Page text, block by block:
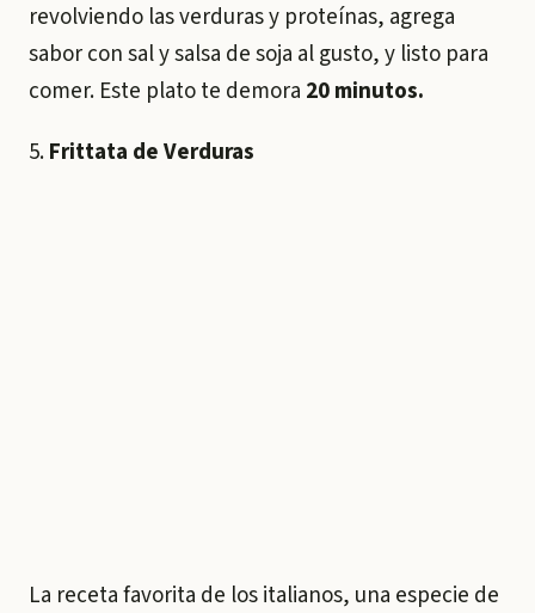
revolviendo las verduras y proteínas, agrega
sabor con sal y salsa de soja al gusto, y listo para
comer. Este plato te demora 20 minutos.
5.Frittata de Verduras
La receta favorita de los italianos, una especie de